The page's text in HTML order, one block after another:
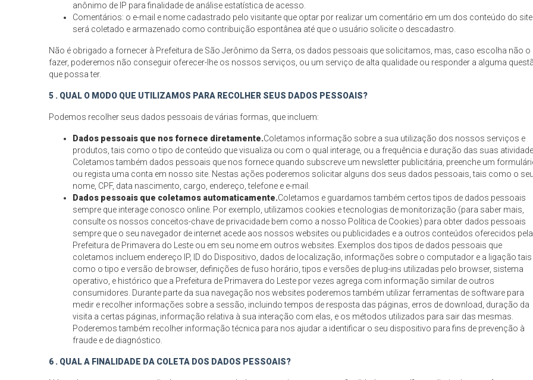
anônimo de IP para finalidade de análise estatística de acesso.
Comentários: o e-mail e nome cadastrado pelo visitante que optar por realizar um comentário em um dos conteúdo do site
será coletado e armazenado como contribuição espontânea até que o usuário solicite o descadastro.
Não é obrigado a fornecer à Prefeitura de São Jerônimo da Serra, os dados pessoais que solicitamos, mas, caso escolha não o
fazer, poderemos não conseguir oferecer-lhe os nossos serviços, ou um serviço de alta qualidade ou responder a alguma
que possa ter.
5 . QUAL O MODO QUE UTILIZAMOS PARA RECOLHER SEUS DADOS PESSOAIS?
Podemos recolher seus dados pessoais de várias formas, que incluem:
Dados pessoais que nos fornece diretamente.Coletamos informação sobre a sua utilização dos nossos serviços e
produtos, tais como o tipo de conteúdo que visualiza ou com o qual interage, ou a frequência e duração das suas
Coletamos também dados pessoais que nos fornece quando subscreve um newsletter publicitária, preenche um
ou regista uma conta em nosso site. Nestas ações poderemos solicitar alguns dos seus dados pessoais, tais como o
nome, CPF, data nascimento, cargo, endereço, telefone e e-mail.
Dados pessoais que coletamos automaticamente.Coletamos e guardamos também certos tipos de dados pessoais
sempre que interage conosco online. Por exemplo, utilizamos cookies e tecnologias de monitorização (para saber mais,
consulte os nossos conceitos-chave de privacidade bem como a nosso Política de Cookies) para obter dados pessoais
sempre que o seu navegador de internet acede aos nossos websites ou publicidades e a outros conteúdos oferecidos pela
Prefeitura de Primavera do Leste ou em seu nome em outros websites. Exemplos dos tipos de dados pessoais que
coletamos incluem endereço IP, ID do Dispositivo, dados de localização, informações sobre o computador e a ligação tais
como o tipo e versão de browser, definições de fuso horário, tipos e versões de plug-ins utilizadas pelo browser, sistema
operativo, e histórico que a Prefeitura de Primavera do Leste por vezes agrega com informação similar de outros
consumidores. Durante parte da sua navegação nos websites poderemos também utilizar ferramentas de software para
medir e recolher informações sobre a sessão, incluindo tempos de resposta das páginas, erros de download, duração da
visita a certas páginas, informação relativa à sua interação com elas, e os métodos utilizados para sair das mesmas.
Poderemos também recolher informação técnica para nos ajudar a identificar o seu dispositivo para fins de prevenção à
fraude e de diagnóstico.
6 . QUAL A FINALIDADE DA COLETA DOS DADOS PESSOAIS?